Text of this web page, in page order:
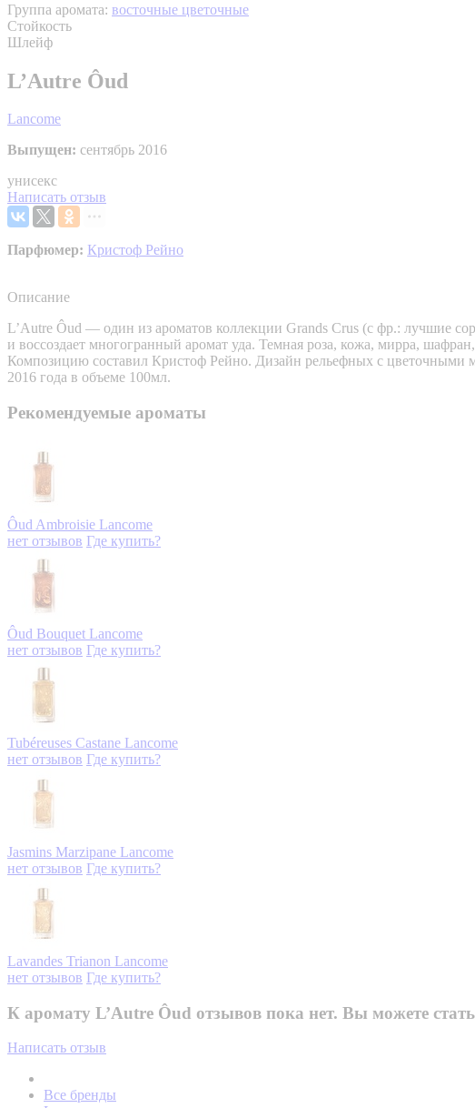
Группа аромата: восточные цветочные
Стойкость
Шлейф
L’Autre Ôud
Lancome
Выпущен: сентябрь 2016
унисекс
Написать отзыв
Парфюмер: Кристоф Рейно
Описание
L’Autre Ôud — один из ароматов коллекции Grands Crus (с фр.: лучшие
и воссоздает многогранный аромат уда. Темная роза, кожа, мирра,
Композицию составил Кристоф Рейно. Дизайн рельефных с цветочными
2016 года в объеме 100мл.
Рекомендуемые ароматы
Ôud Ambroisie Lancome
нет отзывов Где купить?
Ôud Bouquet Lancome
нет отзывов Где купить?
Tubéreuses Castane Lancome
нет отзывов Где купить?
Jasmins Marzipane Lancome
нет отзывов Где купить?
Lavandes Trianon Lancome
нет отзывов Где купить?
К аромату L’Autre Ôud отзывов пока нет. Вы можете
Написать отзыв
Все бренды